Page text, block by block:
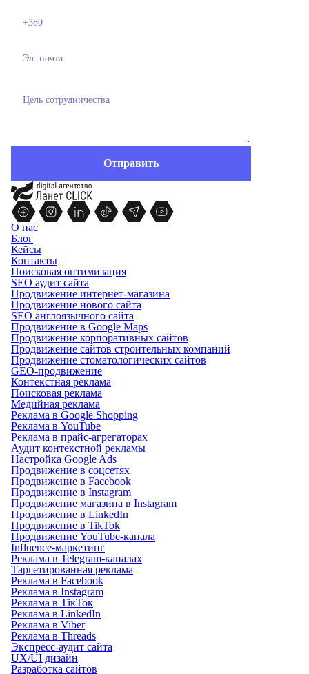
О нас
Блог
Кейсы
Контакты
Поисковая оптимизация
SEO аудит сайта
Продвижение интернет-магазина
Продвижение нового сайта
SEO англоязычного сайта
Продвижение в Google Maps
Продвижение корпоративных сайтов
Продвижение сайтов строительных компаний
Продвижение стоматологических сайтов
GEO-продвижение
Контекстная реклама
Поисковая реклама
Медийная реклама
Реклама в Google Shopping
Реклама в YouTube
Реклама в прайс-агрегаторах
Аудит контекстной рекламы
Настройка Google Ads
Продвижение в соцсетях
Продвижение в Facebook
Продвижение в Instagram
Продвижение магазина в Instagram
Продвижение в LinkedIn
Продвижение в TikTok
Продвижение YouTube-канала
Influence-маркетинг
Реклама в Telegram-каналах
Таргетированная реклама
Реклама в Facebook
Реклама в Instagram
Реклама в ТікТок
Реклама в LinkedIn
Реклама в Viber
Реклама в Threads
Экспресс-аудит сайта
UX/UI дизайн
Разработка сайтов